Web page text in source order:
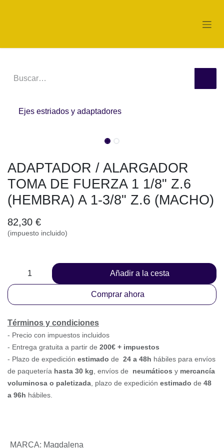
Ejes estriados y adaptadores
ADAPTADOR / ALARGADOR TOMA DE FUERZA 1 1/8"
Z.6 (HEMBRA) A 1-3/8" Z.6 (MACHO)
82,30€
(impuesto incluido)
Comprar ahora
Términos y condiciones
- Precio con impuestos incluidos
- Entrega gratuita a partir de
- Plazo de expediciónestimado de 24 a 48h
envíos de paquetería
hasta 30 k g , envíos
de
neumáticos y mercancía voluminosa o paletizada ,
plazo de expedición
estimado de 48 a 96h hábiles.